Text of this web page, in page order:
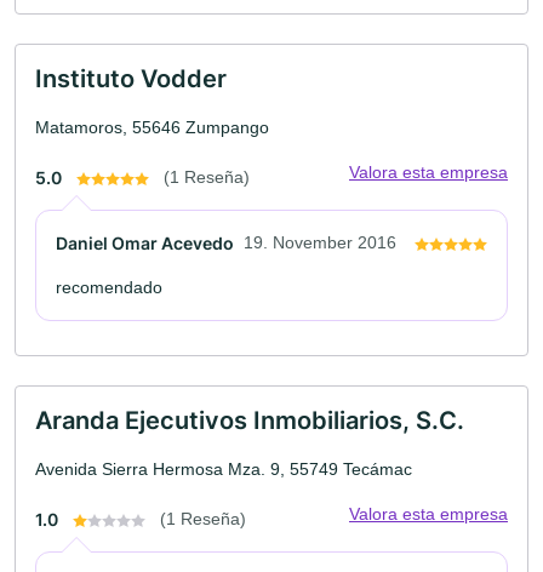
Instituto Vodder
Matamoros, 55646 Zumpango
5.0 (1 Reseña) Valora esta empresa
Daniel Omar Acevedo 19. November 2016
recomendado
Aranda Ejecutivos Inmobiliarios, S.C.
Avenida Sierra Hermosa Mza. 9, 55749 Tecámac
1.0 (1 Reseña) Valora esta empresa